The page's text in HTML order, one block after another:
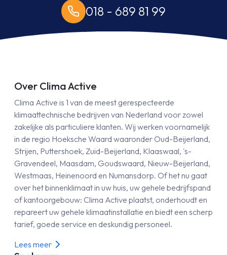
018 - 689 81 99
Over Clima Active
Clima Active is 1 van de meest gerespecteerde
klimaattechnische bedrijven van Nederland voor zowel
zakelijke als particuliere klanten. Wij werken voornamelijk
in de regio Hoeksche Waard waaronder Oud-Beijerland,
Strijen, Puttershoek, Zuid-Beijerland, Klaaswaal, 's-
Gravendeel, Maasdam, Goudswaard, Nieuw-Beijerland,
Westmaas, Heinenoord en Numansdorp. Of het nu gaat
over het binnenklimaat in uw huis, uw gehele bedrijfspand
of kantoorgebouw: Clima Active plaatst, onderhoudt en
repareert uw gehele klimaatinstallatie en biedt een scherp
tarief, goede service en deskundig personeel.
Lees meer